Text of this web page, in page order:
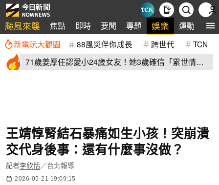
颱風來襲 焦點 即時 要聞 專題 娛樂 運動 全
新電玩大觀園 88風災伴你成長 跨世代 TCN
71歲姜厚任認愛小24歲女友！她3歲確信「累世情
王靖惇腎結石暴痛如生小孩！突崩潰
交代身後事：還有什麼事沒做？
記者李欣恬／台北報導
2026-05-21 19:09:15